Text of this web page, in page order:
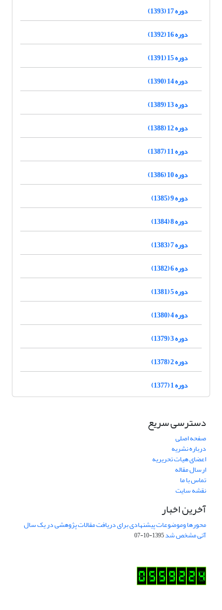
دوره 17 (1393)
دوره 16 (1392)
دوره 15 (1391)
دوره 14 (1390)
دوره 13 (1389)
دوره 12 (1388)
دوره 11 (1387)
دوره 10 (1386)
دوره 9 (1385)
دوره 8 (1384)
دوره 7 (1383)
دوره 6 (1382)
دوره 5 (1381)
دوره 4 (1380)
دوره 3 (1379)
دوره 2 (1378)
دوره 1 (1377)
دسترسی سریع
صفحه اصلی
درباره نشریه
اعضای هیات تحریریه
ارسال مقاله
تماس با ما
نقشه سایت
آخرین اخبار
محورها وموضوعات پیشنهادی برای دریافت مقالات پژوهشی در یک سال
آتی مشخص شد1395-10-07